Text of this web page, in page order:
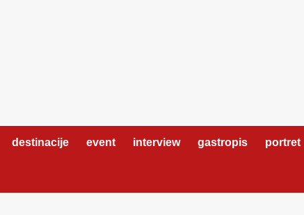
destinacije event interview gastropis portret